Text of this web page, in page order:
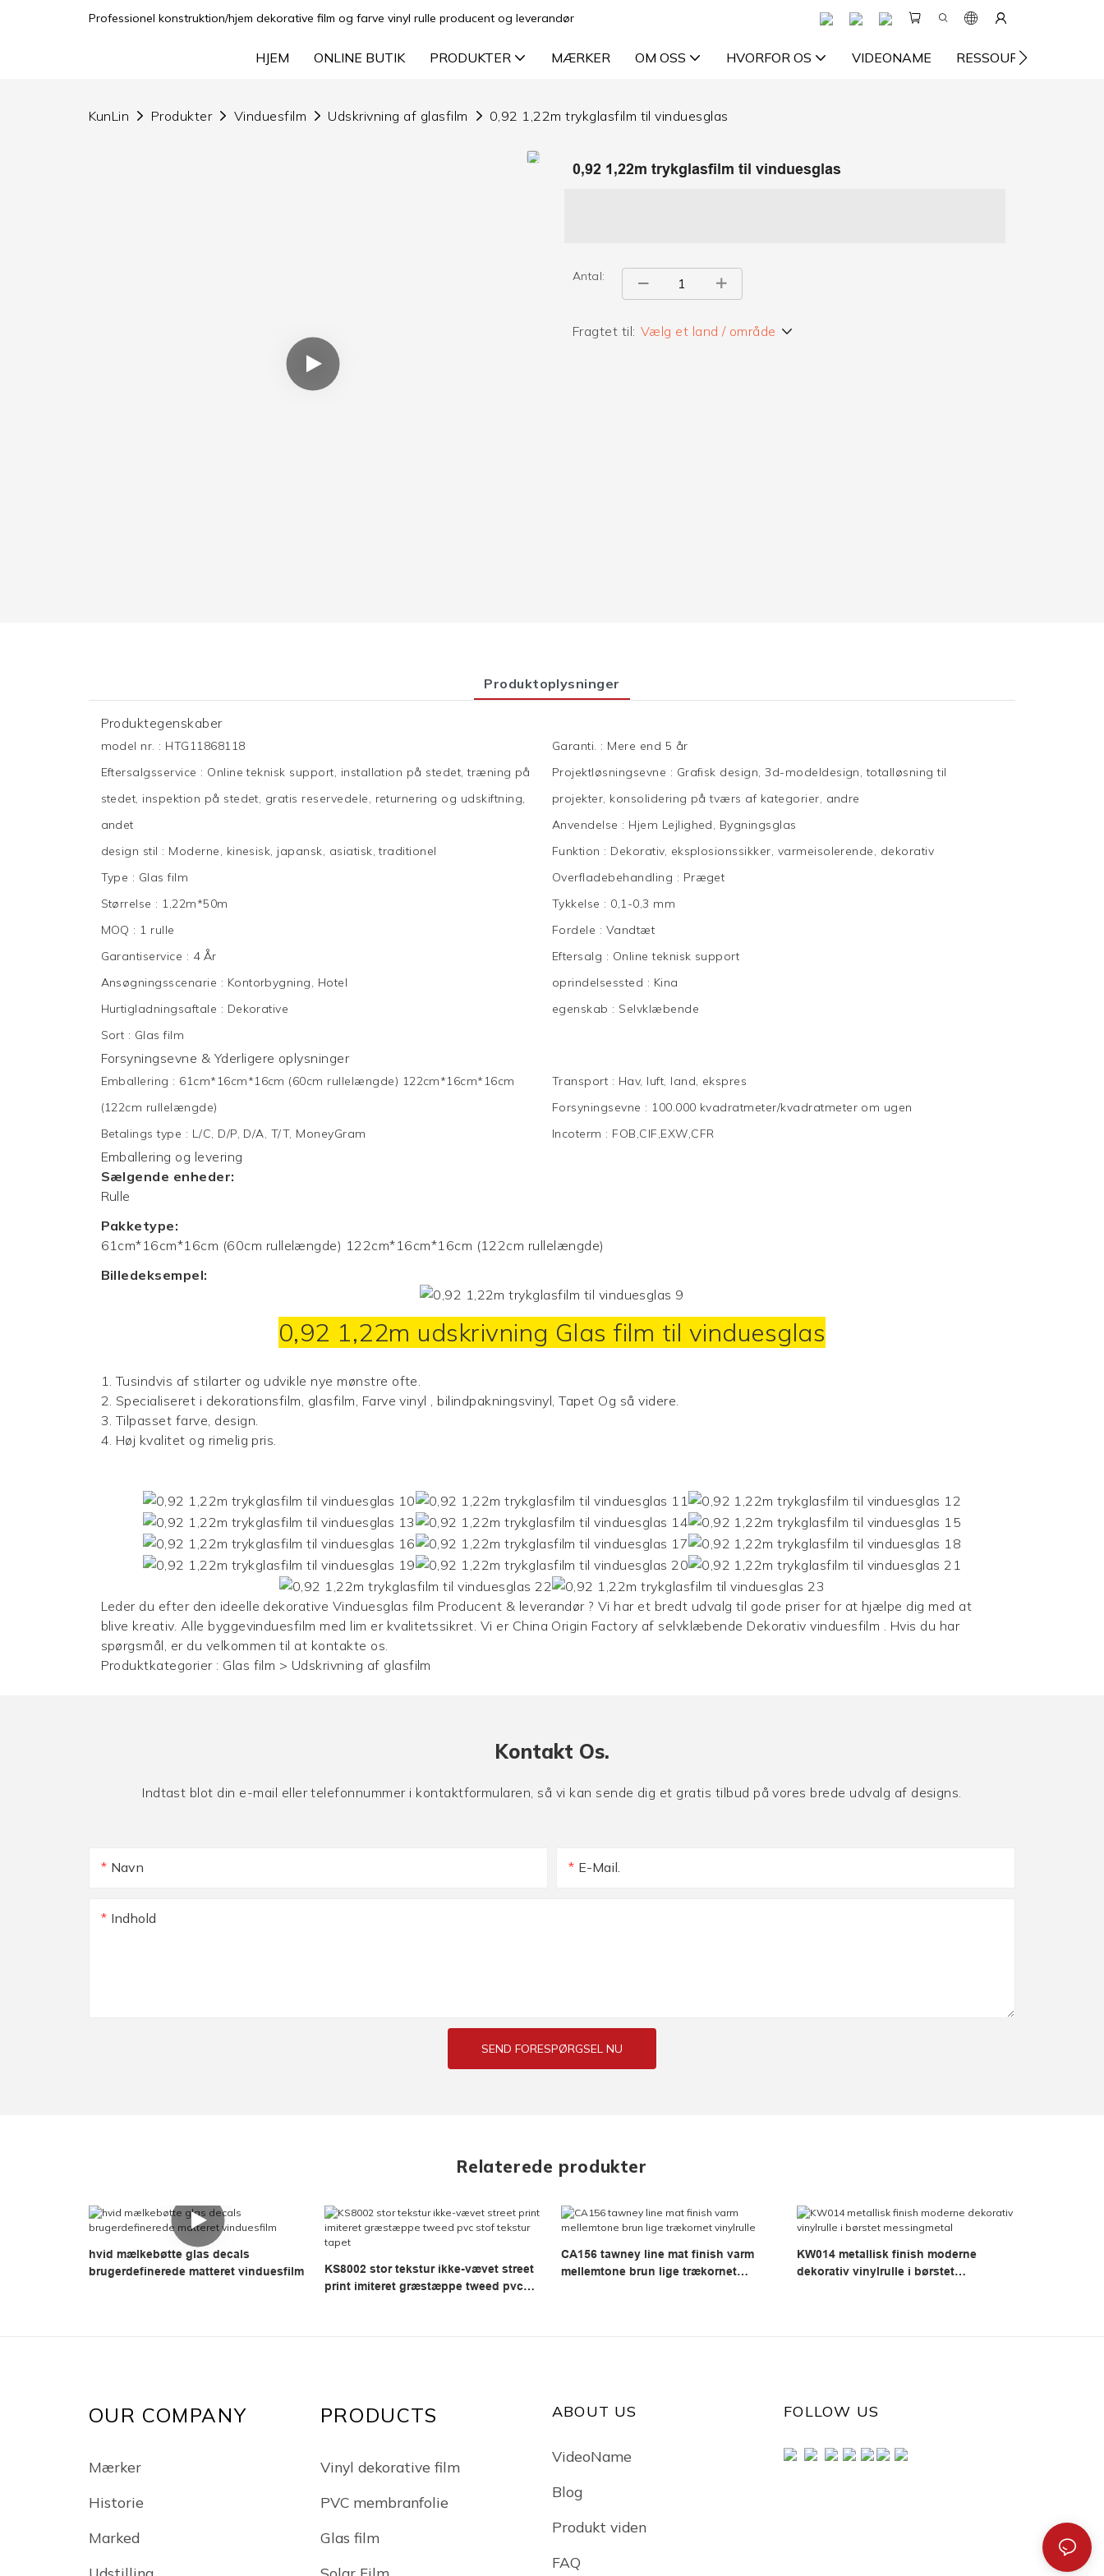
Professionel konstruktion/hjem dekorative film og farve vinyl rulle producent og leverandør
HJEM ONLINE BUTIK PRODUKTER MÆRKER OM OSS HVORFOR OS VIDEONAME RESSOURCE
KunLin Produkter Vinduesfilm Udskrivning af glasfilm 0,92 1,22m trykglasfilm til vinduesglas
0,92 1,22m trykglasfilm til vinduesglas
Antal:
Fragtet til: Vælg et land / område
Produktoplysninger
Produktegenskaber
model nr. : HTG11868118 Garanti. : Mere end 5 år
Eftersalgsservice : Online teknisk support, installation på stedet, træning på
stedet, inspektion på stedet, gratis reservedele, returnering og udskiftning,
andet
Projektløsningsevne : Grafisk design, 3d-modeldesign, totalløsning til
projekter, konsolidering på tværs af kategorier, andre
Anvendelse : Hjem Lejlighed, Bygningsglas
design stil : Moderne, kinesisk, japansk, asiatisk, traditionel Funktion : Dekorativ, eksplosionssikker, varmeisolerende, dekorativ
Type : Glas film Overfladebehandling : Præget
Størrelse : 1,22m*50m Tykkelse : 0,1-0,3 mm
MOQ : 1 rulle Fordele : Vandtæt
Garantiservice : 4 År Eftersalg : Online teknisk support
Ansøgningsscenarie : Kontorbygning, Hotel oprindelsessted : Kina
Hurtigladningsaftale : Dekorative egenskab : Selvklæbende
Sort : Glas film
Forsyningsevne & Yderligere oplysninger
Emballering : 61cm*16cm*16cm (60cm rullelængde) 122cm*16cm*16cm
(122cm rullelængde)
Transport : Hav, luft, land, ekspres
Forsyningsevne : 100.000 kvadratmeter/kvadratmeter om ugen
Betalings type : L/C, D/P, D/A, T/T, MoneyGram Incoterm : FOB,CIF,EXW,CFR
Emballering og levering
Sælgende enheder:
Rulle
Pakketype:
61cm*16cm*16cm (60cm rullelængde) 122cm*16cm*16cm (122cm rullelængde)
Billedeksempel:
0,92 1,22m udskrivning Glas film til vinduesglas
1. Tusindvis af stilarter og udvikle nye mønstre ofte.
2. Specialiseret i dekorationsfilm, glasfilm, Farve vinyl , bilindpakningsvinyl,Tapet Og så videre.
3. Tilpasset farve, design.
4. Høj kvalitet og rimelig pris.
Leder du efter den ideelle dekorative Vinduesglas film Producent & leverandør ? Vi har et bredt udvalg til gode priser for at hjælpe dig med at
blive kreativ. Alle byggevinduesfilm med lim er kvalitetssikret. Vi er China Origin Factory af selvklæbende Dekorativ vinduesfilm
. Hvis du har
spørgsmål, er du velkommen til at kontakte os.
Produktkategorier : Glas film > Udskrivning af glasfilm
Kontakt Os.
Indtast blot din e-mail eller telefonnummer i kontaktformularen, så vi kan sende dig et gratis tilbud på vores brede udvalg af designs.
Navn E-Mail.
Indhold
SEND FORESPØRGSEL NU
Relaterede produkter
hvid mælkebøtte glas decals
brugerdefinerede matteret vinduesfilm
KS8002 stor tekstur ikke-vævet street
print imiteret græstæppe tweed pvc
CA156 tawney line mat finish varm
mellemtone brun lige trækornet
KW014 metallisk finish moderne
dekorativ vinylrulle i børstet
OUR COMPANY
Mærker
Historie
Marked
PRODUCTS
Vinyl dekorative film
PVC membranfolie
Glas film
ABOUT US
VideoName
Blog
Produkt viden
FAQ
FOLLOW US